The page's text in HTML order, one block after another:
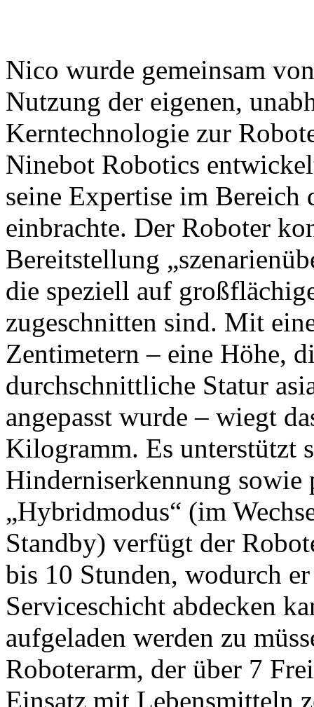
Nico wurde gemeinsam
Nutzung der eigenen,
Kerntechnologie zur
Ninebot Robotics
seine Expertise im
einbrachte. Der Roboter
Bereitstellung
die speziell auf
zugeschnitten sind. Mit
Zentimetern – eine Höhe,
durchschnittliche Statur
angepasst wurde – wiegt
Kilogramm. Es unterstützt
Hinderniserkennung sowie
„Hybridmodus“ (im
Standby) verfügt der
bis 10 Stunden, wodurch
Serviceschicht abdecken
aufgeladen werden zu
Roboterarm, der über 7
Einsatz mit Lebensmitteln